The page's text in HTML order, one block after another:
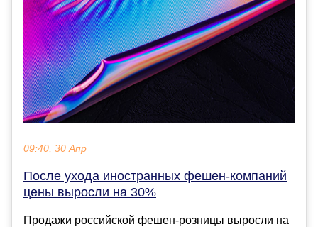
09:40, 30 Апр
После ухода иностранных фешен-компаний
цены выросли на 30%
Продажи российской фешен-розницы выросли на